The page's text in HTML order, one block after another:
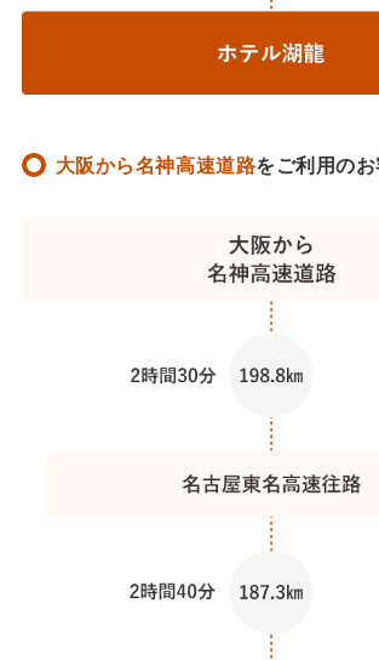
大阪から名神高速道路をご利用の